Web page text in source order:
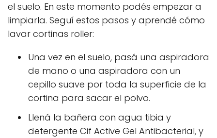
el suelo. En este momento podés empezar a
limpiarla. Seguí estos pasos y aprendé cómo
lavar cortinas roller:
Una vez en el suelo, pasá una aspiradora
de mano o una aspiradora con un
cepillo suave por toda la superficie de la
cortina para sacar el polvo.
Llená la bañera con agua tibia y
detergente Cif Active Gel Antibacterial, y